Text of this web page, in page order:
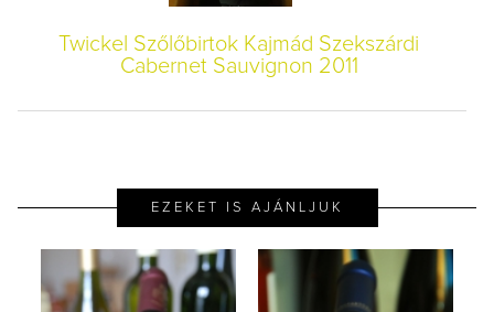
Twickel Szőlőbirtok Kajmád Szekszárdi
Cabernet Sauvignon 2011
EZEKET IS AJÁNLJUK